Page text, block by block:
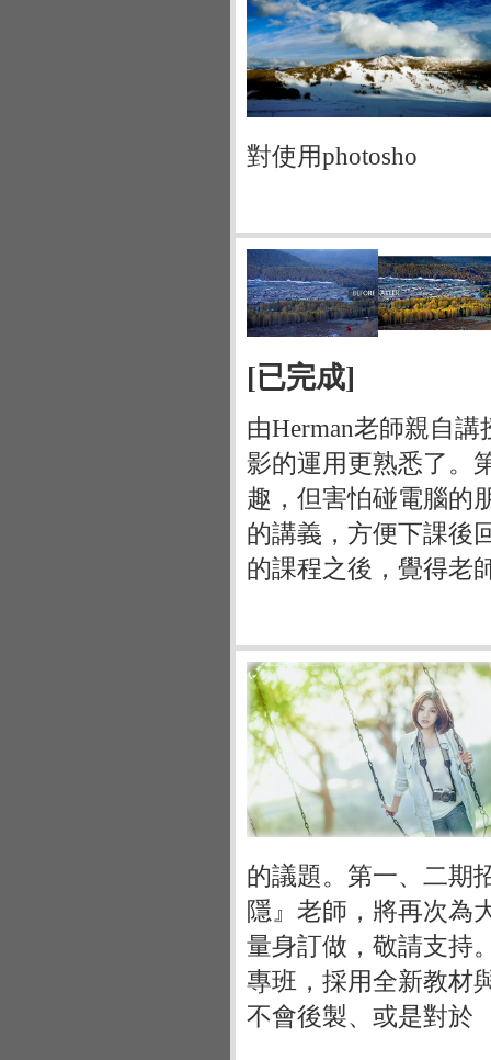
對使用photosho
[已完成]
由Herman老師親自
影的運用更熟悉了。
趣，但害怕碰電腦的
的講義，方便下課後
的課程之後，覺得老
的議題。第一、二期
隱』老師，將再次為
量身訂做，敬請支
專班，採用全新教材
不會後製、或是對於